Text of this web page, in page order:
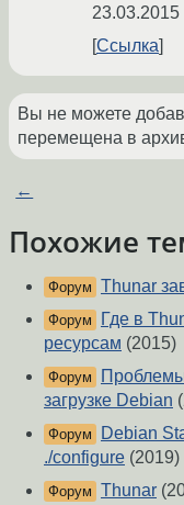
23.03.2015
Ссылка
Вы не можете
перемещена в
←
Похожие
Форум Thunar
Форум
Где в
ресурсам (2015)
Форум
загрузке Debian
Форум
Debian
./configure (2019)
Форум Thunar